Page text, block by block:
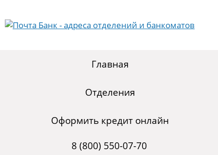
Главная
Отделения
Оформить кредит онлайн
8 (800) 550-07-70